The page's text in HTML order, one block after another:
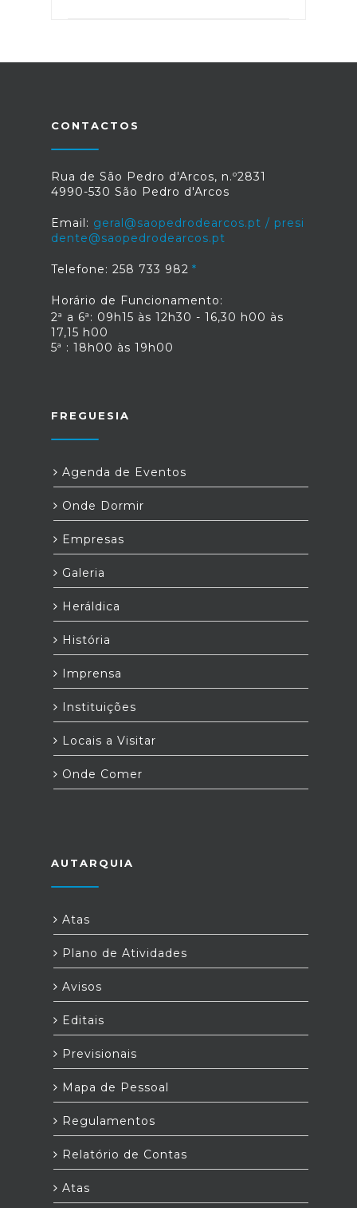
CONTACTOS
Rua de São Pedro d'Arcos, n.º2831
4990-530 São Pedro d'Arcos
Email: geral@saopedrodearcos.pt / presi
dente@saopedrodearcos.pt
Telefone: 258 733 982
Horário de Funcionamento:
2ª a 6ª: 09h15 às 12h30 - 16,30 h00 às
17,15 h00
5ª : 18h00 às 19h00
FREGUESIA
Agenda de Eventos
Onde Dormir
Empresas
Galeria
Heráldica
História
Imprensa
Instituições
Locais a Visitar
Onde Comer
AUTARQUIA
Atas
Plano de Atividades
Avisos
Editais
Previsionais
Mapa de Pessoal
Regulamentos
Relatório de Contas
Atas